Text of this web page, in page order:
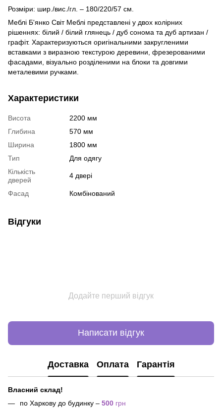
Розміри: шир./вис./гл. – 180/220/57 см.
Меблі Б'янко Світ Меблі представлені у двох колірних
рішеннях: білий / білий глянець / дуб сонома та дуб артизан /
графіт. Характеризуються оригінальними закругленими
вставками з виразною текстурою деревини, фрезерованими
фасадами, візуально розділеними на блоки та довгими
металевими ручками.
Характеристики
Висота
2200 мм
Глибина
570 мм
Ширина
1800 мм
Тип
Для одягу
Кількість
дверей
4 двері
Фасад Комбінований
Відгуки
Додайте перший відгук
Написати відгук
Доставка Оплата Гарантія
Власний склад!
по Харкову до будинку – 500 грн